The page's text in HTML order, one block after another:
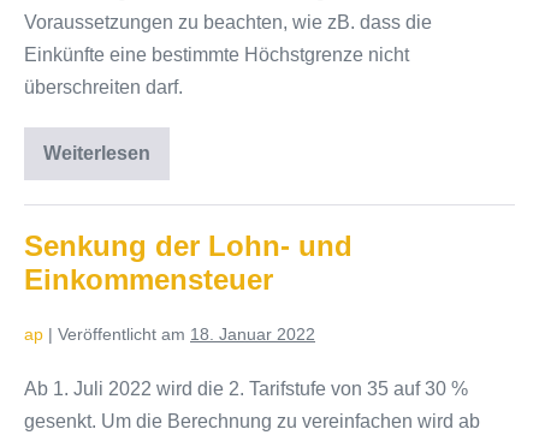
Voraussetzungen zu beachten, wie zB. dass die
Einkünfte eine bestimmte Höchstgrenze nicht
überschreiten darf.
WeiterlesenEnergiekosten-
Gutschein:
Einkunftsgrenze
Senkung der Lohn- und
Einkommensteuer
ap | Veröffentlicht am 18. Januar 2022
Ab 1. Juli 2022 wird die 2. Tarifstufe von 35 auf 30 %
gesenkt. Um die Berechnung zu vereinfachen wird ab